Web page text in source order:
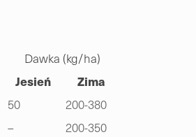
Dawka (kg/ha)
Jesień Zima
50
200-380
–
200-350